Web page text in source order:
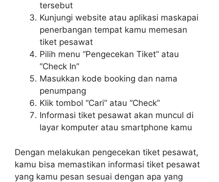
tersebut
Kunjungi website atau aplikasi maskapai
penerbangan tempat kamu memesan
tiket pesawat
Pilih menu “Pengecekan Tiket” atau
“Check In”
Masukkan kode booking dan nama
penumpang
Klik tombol “Cari” atau “Check”
Informasi tiket pesawat akan muncul di
layar komputer atau smartphone kamu
Dengan melakukan pengecekan tiket pesawat,
kamu bisa memastikan informasi tiket pesawat
yang kamu pesan sesuai dengan apa yang